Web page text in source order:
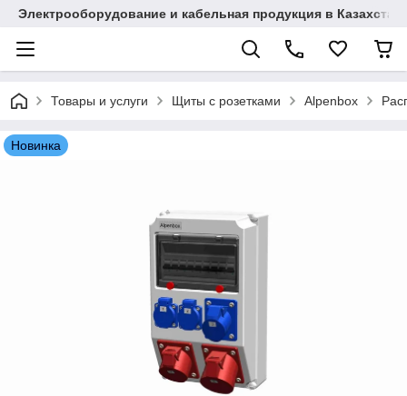
Электрооборудование и кабельная продукция в
Товары и услуги Щиты с розетками Alpenbox
Новинка